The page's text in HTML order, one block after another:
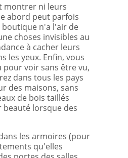
montrer ni leurs
abord peut parfois
boutique n'a l'air de
choses invisibles au
à cacher leurs
les yeux. Enfin, vous
pour voir sans être vu,
dans tous les pays
des maisons, sans
de bois taillés
lorsque des
les armoires (pour
qu'elles